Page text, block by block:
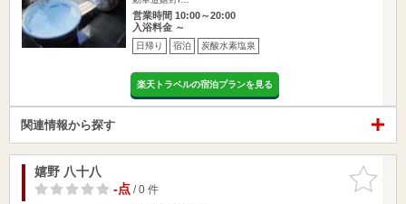
営業時間 10:00～20:00
入浴料金 ～
日帰り 宿泊 炭酸水素塩泉
楽天トラベルの宿泊プランを見る
関連情報から探す
お気に入
りに追加
嬉野 八十八
-点/ 0 件